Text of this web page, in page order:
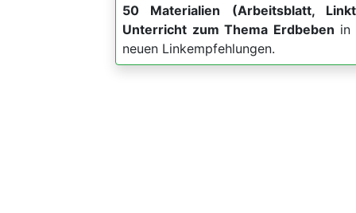
50 Materialien (Arbeitsblatt,
Unterricht zum Thema Erdbeben in
neuen Linkempfehlungen.